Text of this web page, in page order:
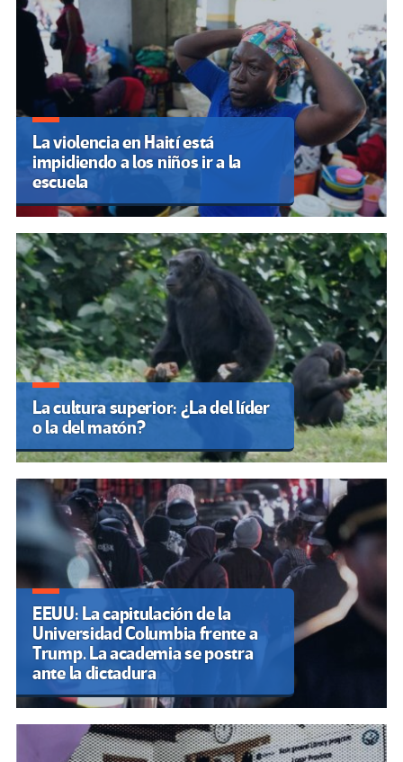
La violencia en Haití está
impidiendo a los niños ir a la
escuela
La cultura superior: ¿La del líder
o la del matón?
EEUU: La capitulación de la
Universidad Columbia frente a
Trump. La academia se postra
ante la dictadura